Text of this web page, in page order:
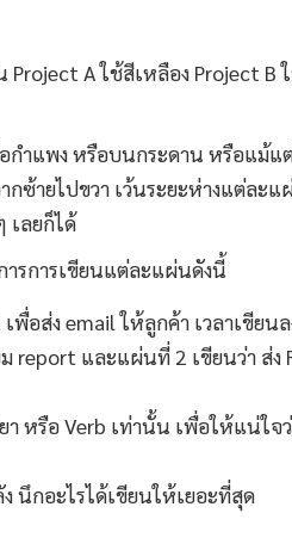
Project A ใช้สีเหลือง Project B
ำแพง หรือบนกระดาน หรือแม้แ
กซ้ายไปขวา เว้นระยะห่างแต่ละ
เลยก็ได้
ารการเขียนแต่ละแผ่นดังนี้
อส่ง email ให้ลูกค้า เวลาเขียน
report และแผ่นที่ 2 เขียนว่า ส่ง
หรือ Verb เท่านั้น เพื่อให้แน่ใจ
ง นึกอะไรได้เขียนให้เยอะที่สุด